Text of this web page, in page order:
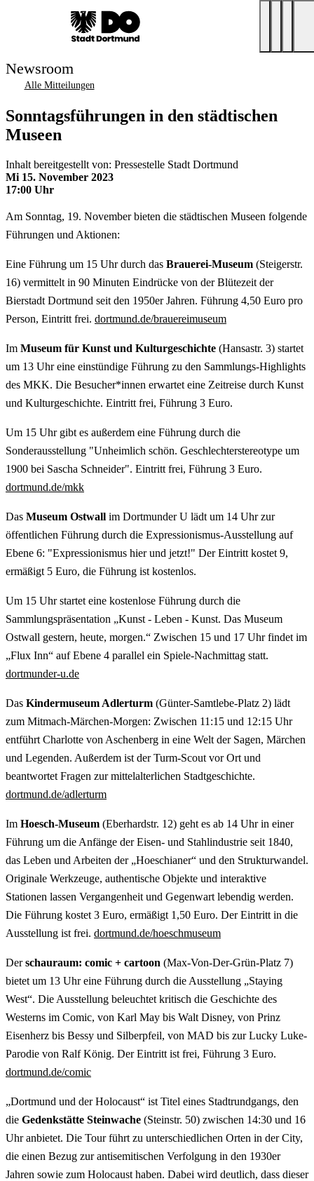
Newsroom
Alle Mitteilungen
Sonntagsführungen in den städtischen
Museen
Inhalt bereitgestellt von: Pressestelle Stadt Dortmund
Mi 15. November 2023
17:00 Uhr
Am Sonntag, 19. November bieten die städtischen Museen folgende
Führungen und Aktionen:
Eine Führung um 15 Uhr durch das Brauerei-Museum (Steigerstr.
16) vermittelt in 90 Minuten Eindrücke von der Blütezeit der
Bierstadt Dortmund seit den 1950er Jahren. Führung 4,50 Euro pro
Person, Eintritt frei. dortmund.de/brauereimuseum
Im Museum für Kunst und Kulturgeschichte (Hansastr. 3) startet
um 13 Uhr eine einstündige Führung zu den Sammlungs-Highlights
des MKK. Die Besucher*innen erwartet eine Zeitreise durch Kunst
und Kulturgeschichte. Eintritt frei, Führung 3 Euro.
Um 15 Uhr gibt es außerdem eine Führung durch die
Sonderausstellung "Unheimlich schön. Geschlechterstereotype um
1900 bei Sascha Schneider". Eintritt frei, Führung 3 Euro.
dortmund.de/mkk
Das Museum Ostwall im Dortmunder U lädt um 14 Uhr zur
öffentlichen Führung durch die Expressionismus-Ausstellung auf
Ebene 6: "Expressionismus hier und jetzt!" Der Eintritt kostet 9,
ermäßigt 5 Euro, die Führung ist kostenlos.
Um 15 Uhr startet eine kostenlose Führung durch die
Sammlungspräsentation „Kunst - Leben - Kunst. Das Museum
Ostwall gestern, heute, morgen.“ Zwischen 15 und 17 Uhr findet im
„Flux Inn“ auf Ebene 4 parallel ein Spiele-Nachmittag statt.
dortmunder-u.de
Das Kindermuseum Adlerturm (Günter-Samtlebe-Platz 2) lädt
zum Mitmach-Märchen-Morgen: Zwischen 11:15 und 12:15 Uhr
entführt Charlotte von Aschenberg in eine Welt der Sagen, Märchen
und Legenden. Außerdem ist der Turm-Scout vor Ort und
beantwortet Fragen zur mittelalterlichen Stadtgeschichte.
dortmund.de/adlerturm
Im Hoesch-Museum (Eberhardstr. 12) geht es ab 14 Uhr in einer
Führung um die Anfänge der Eisen- und Stahlindustrie seit 1840,
das Leben und Arbeiten der „Hoeschianer“ und den Strukturwandel.
Originale Werkzeuge, authentische Objekte und interaktive
Stationen lassen Vergangenheit und Gegenwart lebendig werden.
Die Führung kostet 3 Euro, ermäßigt 1,50 Euro. Der Eintritt in die
Ausstellung ist frei. dortmund.de/hoeschmuseum
Derschauraum: comic + cartoon (Max-Von-Der-Grün-Platz 7)
bietet um 13 Uhr eine Führung durch die Ausstellung „Staying
West“. Die Ausstellung beleuchtet kritisch die Geschichte des
Westerns im Comic, von Karl May bis Walt Disney, von Prinz
Eisenherz bis Bessy und Silberpfeil, von MAD bis zur Lucky Luke-
Parodie von Ralf König. Der Eintritt ist frei, Führung 3 Euro.
dortmund.de/comic
„Dortmund und der Holocaust“ ist Titel eines Stadtrundgangs, den
die Gedenkstätte Steinwache (Steinstr. 50) zwischen 14:30 und 16
Uhr anbietet. Die Tour führt zu unterschiedlichen Orten in der City,
die einen Bezug zur antisemitischen Verfolgung in den 1930er
Jahren sowie zum Holocaust haben. Dabei wird deutlich, dass dieser